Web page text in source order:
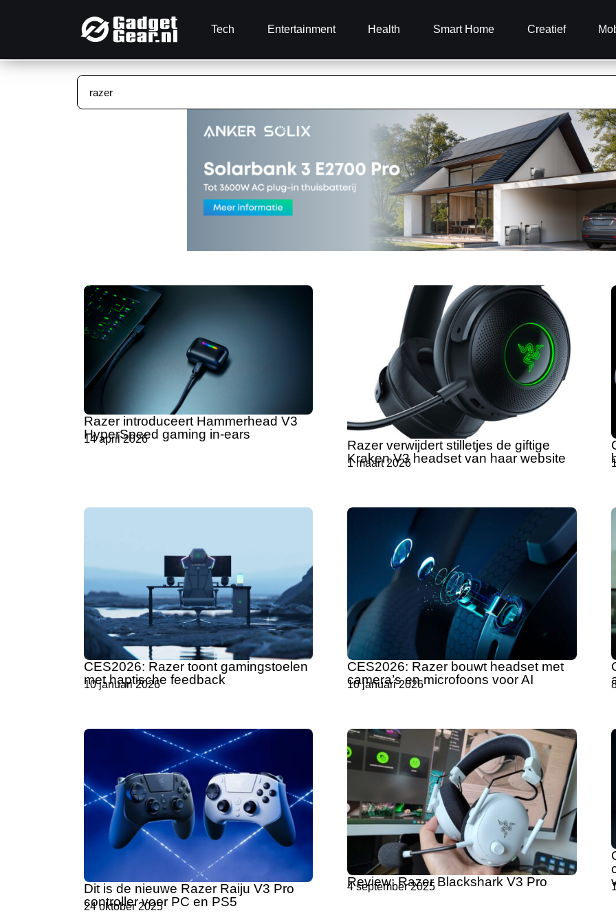
Tech Entertainment Health Smart Home Creatief
Razer introduceert Hammerhead V3
HyperSpeed gaming in-ears
14 april 2026
Razer verwijdert stilletjes de giftige
Kraken V3 headset van haar website
1 maart 2026
CES2026: Razer toont gamingstoelen
met haptische feedback
10 januari 2026
CES2026: Razer bouwt headset met
camera’s en microfoons voor AI
10 januari 2026
Dit is de nieuwe Razer Raiju V3 Pro
controller voor PC en PS5
24 oktober 2025
Review: Razer Blackshark V3 Pro
4 september 2025